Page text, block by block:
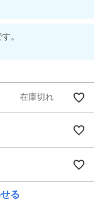
。
在庫切れ
る